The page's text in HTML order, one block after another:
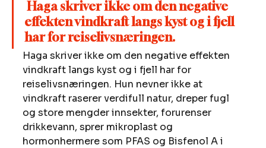
Haga skriver ikke om den negative
effekten vindkraft langs kyst og i fjell
har for reiselivsnæringen.
Haga skriver ikke om den negative effekten
vindkraft langs kyst og i fjell har for
reiselivsnæringen. Hun nevner ikke at
vindkraft raserer verdifull natur, dreper fugl
og store mengder innsekter, forurenser
drikkevann, sprer mikroplast og
hormonhermere som PFAS og Bisfenol A i